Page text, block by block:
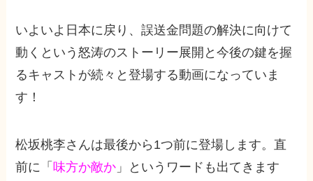
いよいよ日本に戻り、誤送金問題の解決に向けて
動くという怒涛のストーリー展開と今後の鍵を握
るキャストが続々と登場する動画になっていま
す！
松坂桃李さんは最後から1つ前に登場します。直
前に「味方か敵か 」というワードも出てきます